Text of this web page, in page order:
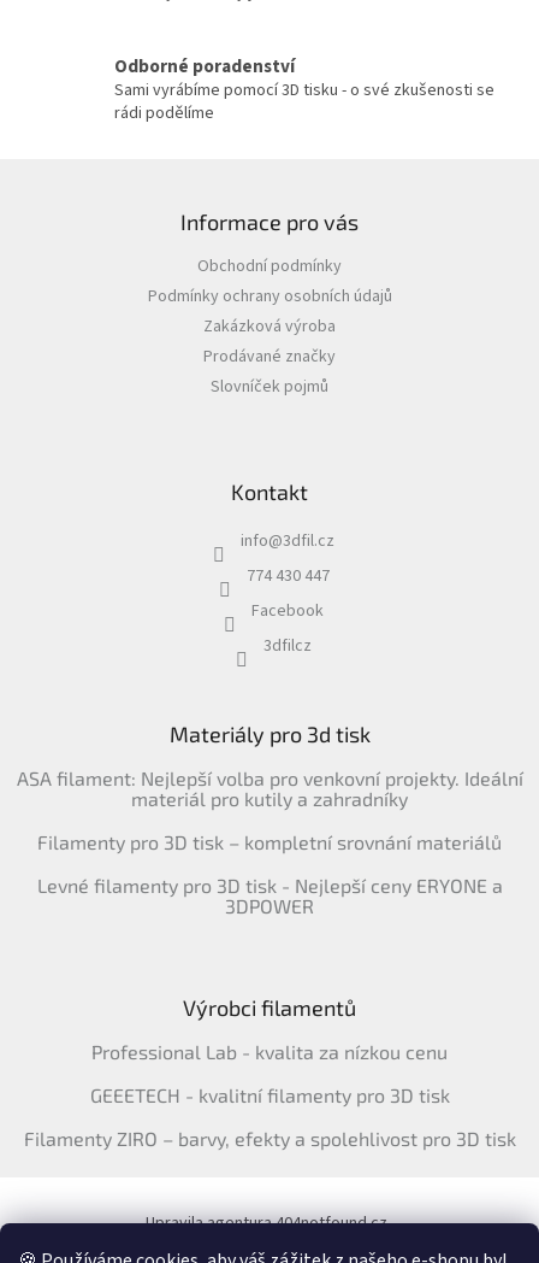
p
i
Odborné poradenství
Sami vyrábíme pomocí 3D tisku - o své zkušenosti se
rádi podělíme
Informace pro vás
Obchodní podmínky
Podmínky ochrany osobních údajů
Zakázková výroba
Prodávané značky
Slovníček pojmů
Kontakt
info@3dfil.cz
774 430 447
Facebook
3dfilcz
Materiály pro 3d tisk
ASA filament: Nejlepší volba pro venkovní projekty. Ideální
materiál pro kutily a zahradníky
Filamenty pro 3D tisk – kompletní srovnání materiálů
Levné filamenty pro 3D tisk - Nejlepší ceny ERYONE a
3DPOWER
Výrobci filamentů
Professional Lab - kvalita za nízkou cenu
GEEETECH - kvalitní filamenty pro 3D tisk
Filamenty ZIRO – barvy, efekty a spolehlivost pro 3D tisk
Upravila agentura 404notfound.cz